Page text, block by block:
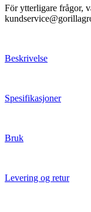
För ytterligare frågor,
Beskrivelse
Spesifikasjoner
Bruk
Levering og retur